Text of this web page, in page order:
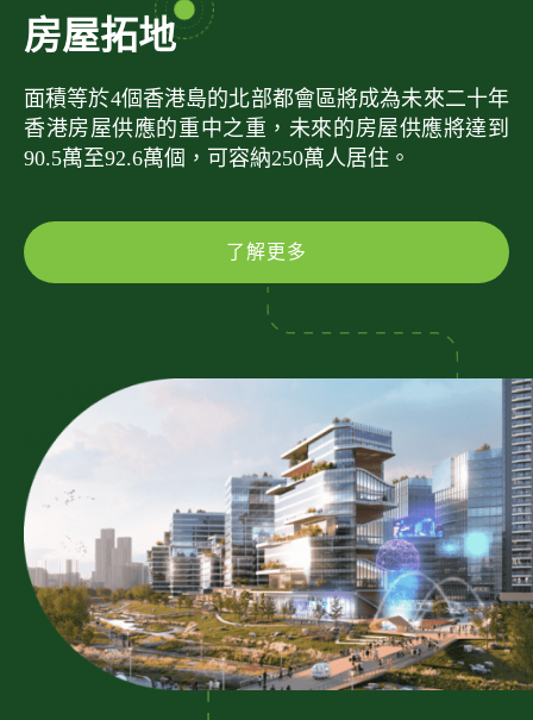
房屋拓地
面積等於4個香港島的北部都會區將成為未來二十年
香港房屋供應的重中之重，未來的房屋供應將達到
90.5萬至92.6萬個，可容納250萬人居住。
了解更多